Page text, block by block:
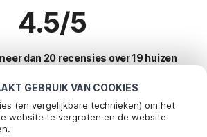
GEBRUIK VAN COOKIES
(en vergelijkbare technieken) om het
website te vergroten en de website
4.5/5
dan 20 recensies over 19 huizen
bestemmingen voor